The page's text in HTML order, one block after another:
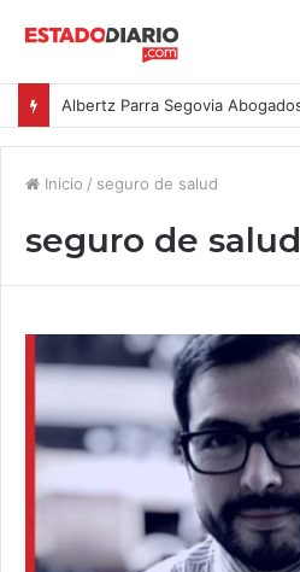
Inicio / seguro de salud
seguro de salud